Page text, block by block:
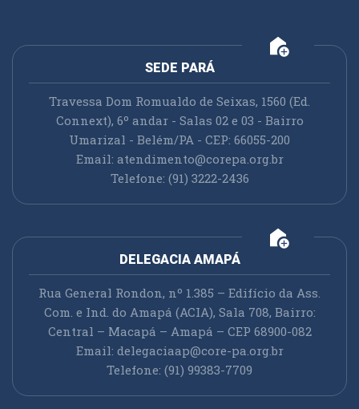
add_home
SEDE PARÁ
Travessa Dom Romualdo de Seixas, 1560 (Ed.
Connext), 6º andar - Salas 02 e 03 - Bairro
Umarizal - Belém/PA - CEP: 66055-200
Email: atendimento@corepa.org.br
Telefone: (91) 3222-2436
add_home
DELEGACIA AMAPÁ
Rua General Rondon, nº 1.385 – Edifício da Ass.
Com. e Ind. do Amapá (ACIA), Sala 708, Bairro:
Central – Macapá – Amapá – CEP 68900-082
Email: delegaciaap@core-pa.org.br
Telefone: (91) 99383-7709